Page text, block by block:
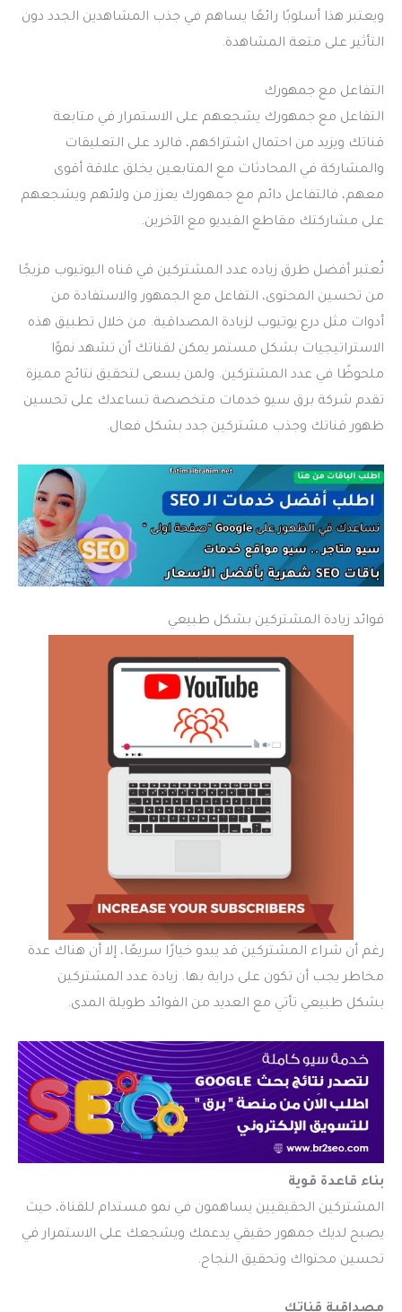
ويعتبر هذا أسلوبًا رائعًا يساهم في جذب المشاهدين الجدد دون
التأثير على متعة المشاهدة.
التفاعل مع جمهورك
التفاعل مع جمهورك يشجعهم على الاستمرار في متابعة
قناتك ويزيد من احتمال اشتراكهم، فالرد على التعليقات
والمشاركة في المحادثات مع المتابعين يخلق علاقة أقوى
معهم، فالتفاعل دائم مع جمهورك يعزز من ولائهم ويشجعهم
على مشاركتك مقاطع الفيديو مع الآخرين.
تُعتبر أفضل طرق زياده عدد المشتركين في قناه اليوتيوب مزيجًا
من تحسين المحتوى، التفاعل مع الجمهور والاستفادة من
أدوات مثل درع يوتيوب لزيادة المصداقية. من خلال تطبيق هذه
الاستراتيجيات بشكل مستمر يمكن لقناتك أن تشهد نموًا
ملحوظًا في عدد المشتركين. ولمن يسعى لتحقيق نتائج مميزة
تقدم شركة برق سيو خدمات متخصصة تساعدك على تحسين
ظهور قناتك وجذب مشتركين جدد بشكل فعال.
فوائد زيادة المشتركين بشكل طبيعي
رغم أن شراء المشتركين قد يبدو خيارًا سريعًا، إلا أن هناك عدة
مخاطر يجب أن تكون على دراية بها. زيادة عدد المشتركين
بشكل طبيعي تأتي مع العديد من الفوائد طويلة المدى.
بناء قاعدة قوية
المشتركين الحقيقيين يساهمون في نمو مستدام للقناة، حيث
يصبح لديك جمهور حقيقي يدعمك ويشجعك على الاستمرار في
تحسين محتواك وتحقيق النجاح.